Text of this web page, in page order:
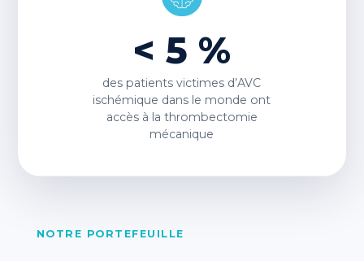
< 5 %
des patients victimes d’AVC
ischémique dans le monde ont
accès à la thrombectomie
mécanique
NOTRE PORTEFEUILLE